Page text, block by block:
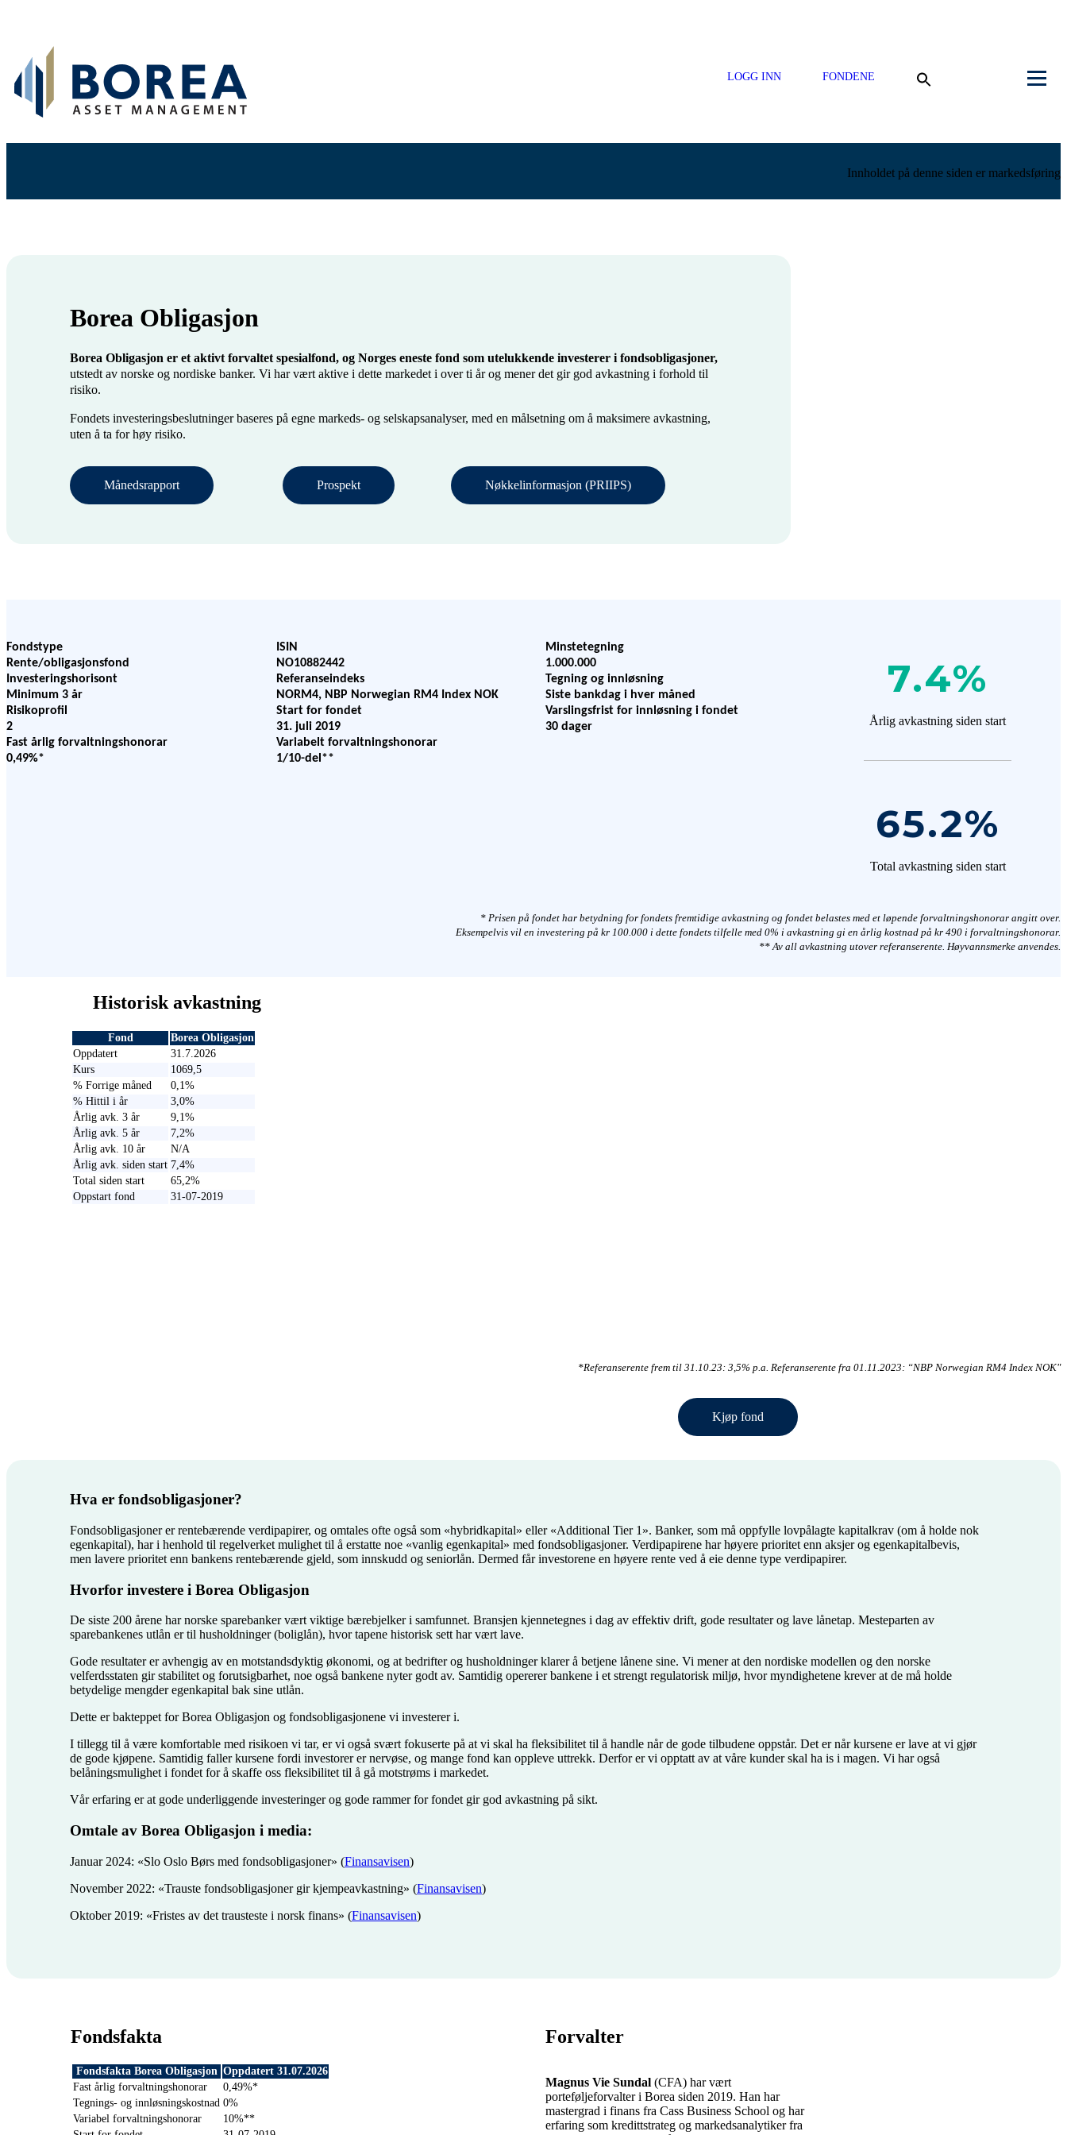
LOGG INN FONDENE
Innholdet på denne siden er markedsføring
Borea Obligasjon
Borea Obligasjon er et aktivt forvaltet spesialfond, og Norges eneste fond som utelukkende investerer i fondsobligasjoner,
utstedt av norske og nordiske banker. Vi har vært aktive i dette markedet i over ti år og mener det gir god avkastning i forhold til
risiko.
Fondets investeringsbeslutninger baseres på egne markeds- og selskapsanalyser, med en målsetning om å maksimere avkastning,
uten å ta for høy risiko.
Månedsrapport Prospekt Nøkkelinformasjon (PRIIPS)
Fondstype
Rente/obligasjonsfond
Investeringshorisont
Minimum 3 år
Risikoprofil
2
Fast årlig forvaltningshonorar
0,49%*
ISIN
NO10882442
Referanseindeks
NORM4, NBP Norwegian RM4 Index NOK
Start for fondet
31. juli 2019
Variabelt forvaltningshonorar
1/10-del **
Minstetegning
1.000.000
Tegning og innløsning
Siste bankdag i hver måned
Varslingsfrist for innløsning i fondet
30 dager
7.4%
Årlig avkastning siden start
65.2%
Total avkastning siden start
* Prisen på fondet har betydning for fondets fremtidige avkastning og fondet belastes med et løpende forvaltningshonorar angitt over.
Eksempelvis vil en investering på kr 100.000 i dette fondets tilfelle med 0% i avkastning gi en årlig kostnad på kr 490 i forvaltningshonorar.
** Av all avkastning utover referanserente. Høyvannsmerke anvendes.
Historisk avkastning
Fond
Borea Obligasjon
Oppdatert
31.7.2026
Kurs
1069,5
% Forrige måned
0,1%
% Hittil i år
3,0%
Årlig avk. 3 år
9,1%
Årlig avk. 5 år
7,2%
Årlig avk. 10 år
N/A
Årlig avk. siden start 7,4%
Total siden start
65,2%
Oppstart fond
31-07-2019
*Referanserente frem til 31.10.23: 3,5% p.a. Referanserente fra 01.11.2023: “NBP Norwegian RM4 Index NOK"
Kjøp fond
Hva er fondsobligasjoner?
Fondsobligasjoner er rentebærende verdipapirer, og omtales ofte også som «hybridkapital» eller «Additional Tier 1». Banker, som må oppfylle lovpålagte kapitalkrav (om å holde nok
egenkapital), har i henhold til regelverket mulighet til å erstatte noe «vanlig egenkapital» med fondsobligasjoner. Verdipapirene har høyere prioritet enn aksjer og egenkapitalbevis,
men lavere prioritet enn bankens rentebærende gjeld, som innskudd og seniorlån. Dermed får investorene en høyere rente ved å eie denne type verdipapirer.
Hvorfor investere i Borea Obligasjon
De siste 200 årene har norske sparebanker vært viktige bærebjelker i samfunnet. Bransjen kjennetegnes i dag av effektiv drift, gode resultater og lave lånetap. Mesteparten av
sparebankenes utlån er til husholdninger (boliglån), hvor tapene historisk sett har vært lave.
Gode resultater er avhengig av en motstandsdyktig økonomi, og at bedrifter og husholdninger klarer å betjene lånene sine. Vi mener at den nordiske modellen og den norske
velferdsstaten gir stabilitet og forutsigbarhet, noe også bankene nyter godt av. Samtidig opererer bankene i et strengt regulatorisk miljø, hvor myndighetene krever at de må holde
betydelige mengder egenkapital bak sine utlån.
Dette er bakteppet for Borea Obligasjon og fondsobligasjonene vi investerer i.
I tillegg til å være komfortable med risikoen vi tar, er vi også svært fokuserte på at vi skal ha fleksibilitet til å handle når de gode tilbudene oppstår. Det er når kursene er lave at vi gjør
de gode kjøpene. Samtidig faller kursene fordi investorer er nervøse, og mange fond kan oppleve uttrekk. Derfor er vi opptatt av at våre kunder skal ha is i magen. Vi har også
belåningsmulighet i fondet for å skaffe oss fleksibilitet til å gå motstrøms i markedet.
Vår erfaring er at gode underliggende investeringer og gode rammer for fondet gir god avkastning på sikt.
Omtale av Borea Obligasjon i media:
Januar 2024: «Slo Oslo Børs med fondsobligasjoner» (Finansavisen)
November 2022: «Trauste fondsobligasjoner gir kjempeavkastning» (Finansavisen)
Oktober 2019: «Fristes av det trausteste i norsk finans» (Finansavisen)
Fondsfakta
Fondsfakta Borea Obligasjon Oppdatert 31.07.2026
Fast årlig forvaltningshonorar
0,49%*
Tegnings- og innløsningskostnad 0%
Variabel forvaltningshonorar
10%**
Forvalter
Magnus Vie Sundal(CFA) har vært
porteføljeforvalter i Borea siden 2019. Han har
mastergrad i finans fra Cass Business School og har
erfaring som kredittstrateg og markedsanalytiker fra